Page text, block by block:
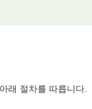
래 절차를 따릅니다.